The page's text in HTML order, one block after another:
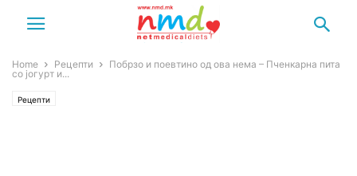
Home Рецепти
Побрзо и поевтино од ова нема – Пченкарна пита
со јогурт и...
Рецепти